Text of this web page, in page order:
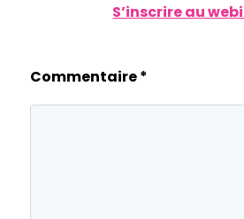
S’inscrire au
Commentaire*